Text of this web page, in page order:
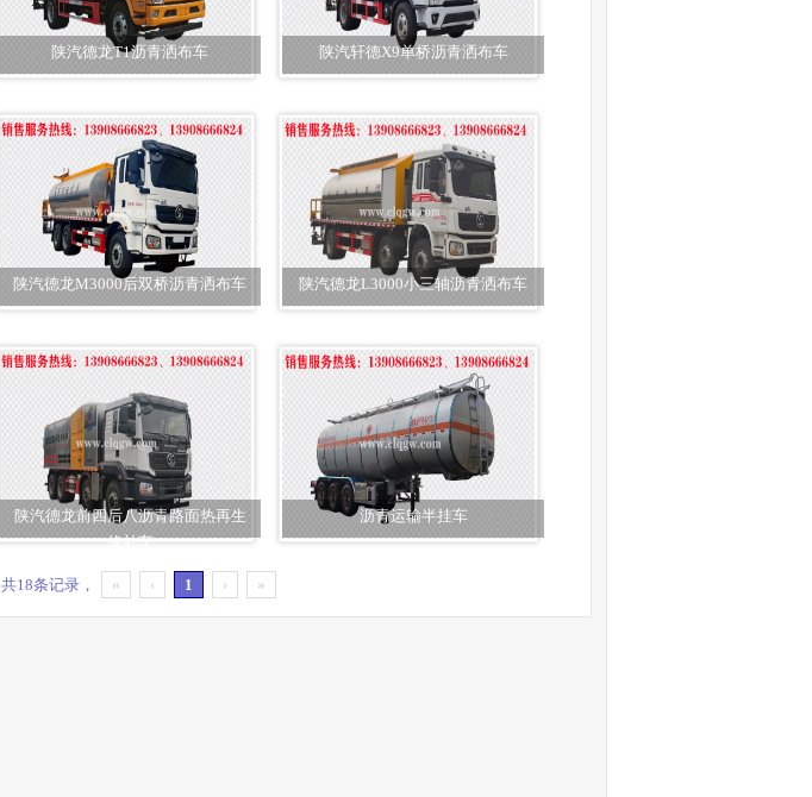
陕汽德龙T1沥青洒布车 陕汽轩德X9单桥沥青洒布车
陕汽德龙M3000后双桥沥青洒布车 陕汽德龙L3000小三轴沥青洒布车
陕汽德龙前四后八沥青路面热再生
修补车
沥青运输半挂车
共18条记录， « ‹ 1 › »